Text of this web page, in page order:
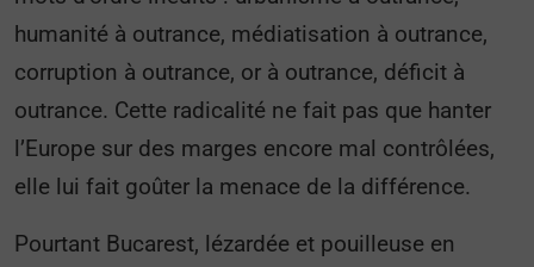
humanité à outrance, médiatisation à outrance,
corruption à outrance, or à outrance, déficit à
outrance. Cette radicalité ne fait pas que hanter
l’Europe sur des marges encore mal contrôlées,
elle lui fait goûter la menace de la différence.
Pourtant Bucarest, lézardée et pouilleuse en